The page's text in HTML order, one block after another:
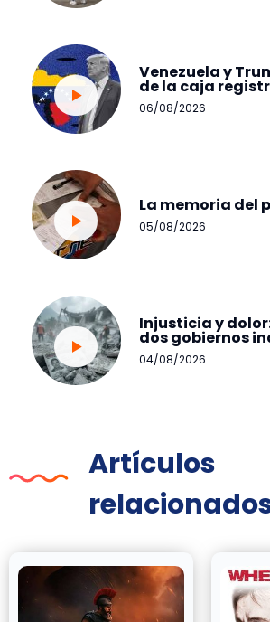
Venezuela y
de la caja
06/08/2026
La memoria del
05/08/2026
Injusticia y
dos gobiernos
04/08/2026
Artículos